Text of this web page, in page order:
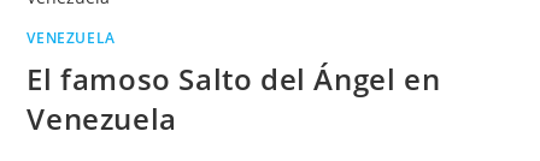
VENEZUELA
El famoso Salto del Ángel en
Venezuela